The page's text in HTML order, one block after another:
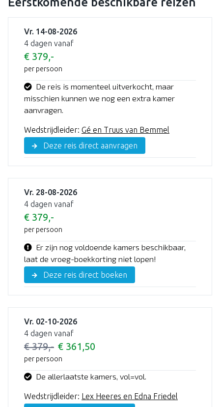
Vr. 14-08-2026
4 dagen vanaf
€ 379,-
per persoon
De reis is momenteel uitverkocht, maar
misschien kunnen we nog een extra kamer
aanvragen.
Wedstrijdleider: Gé en Truus van Bemmel
Deze reis direct aanvragen
Vr. 28-08-2026
4 dagen vanaf
€ 379,-
per persoon
Er zijn nog voldoende kamers beschikbaar,
laat de vroeg-boekkorting niet lopen!
Deze reis direct boeken
Vr. 02-10-2026
4 dagen vanaf
€ 379,- € 361,50
per persoon
De allerlaatste kamers, vol=vol.
Wedstrijdleider:
Lex Heeres en Edna Friedel